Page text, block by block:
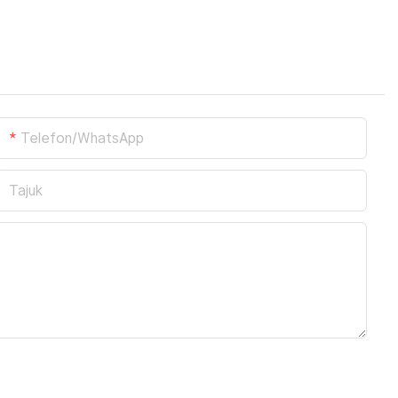
Telefon/WhatsApp
Tajuk